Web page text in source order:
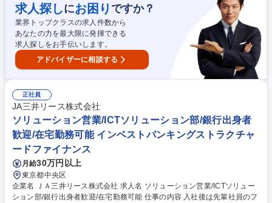
水：出品車の確認や会場設営等の開催準備 ■木：オークション当日の来場
者受付、商談対応、イベント運営 ■金：落札後のフォローや次週の案内 ◎
強引に売り込む営業ではなく、会員様のビジネスをサポートする「仕掛け
人」です。車の販売はなく、チームで協力して会場を盛り上げる面白さが
あります。 募集職種 【幸手/埼玉】トヨタGのオークション運営・誘致営
業★車の販売なし/賞与5.4ヶ月
求人探しにお困り ですか？
業界トップクラスの求人件数から
あなたの力を最大限に発揮できる
求人探しをお手伝いします。
アドバイザーに相談する
正社員
JA三井リース株式会社
ソリューション営業/ICTソリューション部/銀行出身者
歓迎/在宅勤務可能 インベストバンキングストラクチャ
ードファイナンス
月給30万円以上
東京都中央区
企業名 ＪＡ三井リース株式会社 求人名 ソリューション営業/ICTソリュー
ション部/銀行出身者歓迎/在宅勤務可能 仕事の内容 入社後は先輩社員のフ